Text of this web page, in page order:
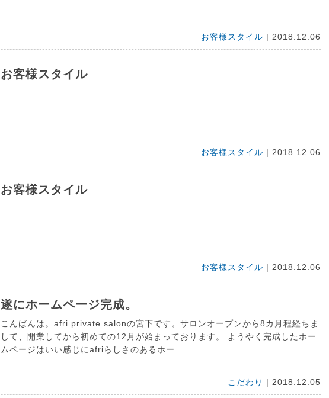
お客様スタイル | 2018.12.06
お客様スタイル
お客様スタイル | 2018.12.06
お客様スタイル
お客様スタイル | 2018.12.06
遂にホームページ完成。
こんばんは。afri private salonの宮下です。サロンオープンから8カ月程経ちま
して、開業してから初めての12月が始まっております。 ようやく完成したホー
ムページはいい感じにafriらしさのあるホー ...
こだわり | 2018.12.05